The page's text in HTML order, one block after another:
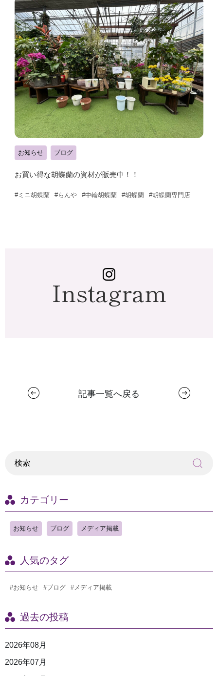
お知らせ ブログ
お買い得な胡蝶蘭の資材が販売中！！
#ミニ胡蝶蘭 #らんや #中輪胡蝶蘭 #胡蝶蘭 #胡蝶蘭専門店
Instagram
記事一覧へ戻る
カテゴリー
お知らせ ブログ メディア掲載
人気のタグ
#お知らせ #ブログ #メディア掲載
過去の投稿
2026年08月
2026年07月